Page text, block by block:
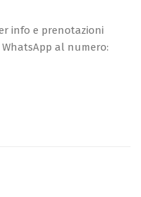
info e prenotazioni
al numero: